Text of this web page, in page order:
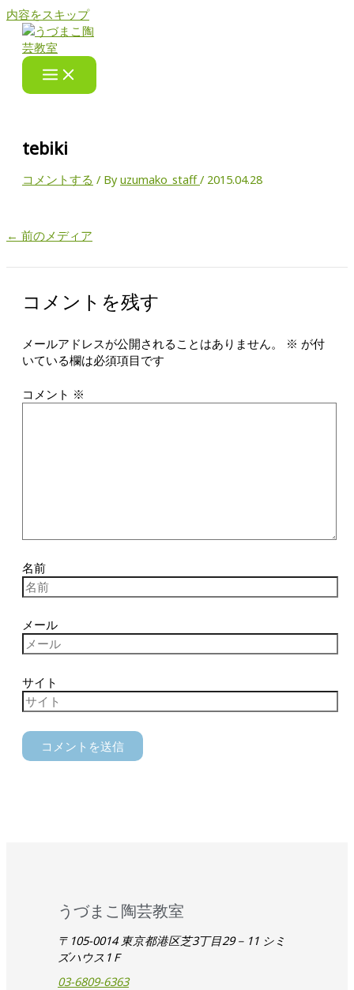
内容をスキップ
tebiki
コメントする / Byuzumako_staff/ 2015.04.28
← 前のメディア
コメントを残す
メールアドレスが公開されることはありません。 ※ が付
いている欄は必須項目です
コメント ※
名前
メール
サイト
うづまこ陶芸教室
〒105-0014 東京都港区芝3丁目29－11 シミ
ズハウス1Ｆ
03-6809-6363